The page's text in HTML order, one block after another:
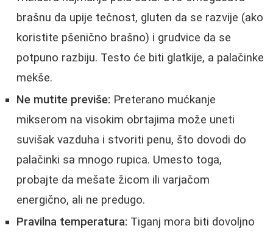
brašnu da upije tečnost, gluten da se razvije (ako
koristite pšenično brašno) i grudvice da se
potpuno razbiju. Testo će biti glatkije, a palačinke
mekše.
Ne mutite previše: Preterano mućkanje
mikserom na visokim obrtajima može uneti
suvišak vazduha i stvoriti penu, što dovodi do
palačinki sa mnogo rupica. Umesto toga,
probajte da mešate žicom ili varjačom
energično, ali ne predugo.
Pravilna temperatura: Tiganj mora biti dovoljno